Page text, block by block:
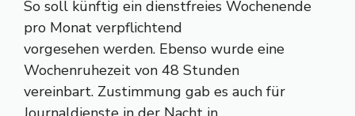
So soll künftig ein dienstfreies Wochenende
pro Monat verpflichtend
vorgesehen werden. Ebenso wurde eine
Wochenruhezeit von 48 Stunden
vereinbart. Zustimmung gab es auch für